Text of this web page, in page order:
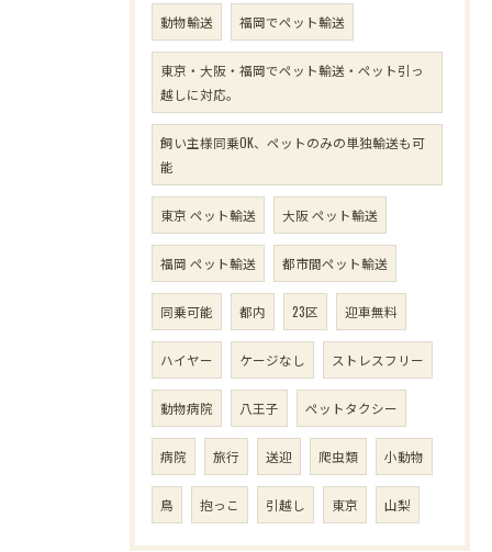
動物輸送 福岡でペット輸送
東京・大阪・福岡でペット輸送・ペット引っ
越しに対応。
飼い主様同乗OK、ペットのみの単独輸送も可
能
東京 ペット輸送 大阪 ペット輸送
福岡 ペット輸送 都市間ペット輸送
同乗可能 都内 23区 迎車無料
ハイヤー ケージなし ストレスフリー
動物病院 八王子 ペットタクシー
病院 旅行 送迎 爬虫類 小動物
鳥 抱っこ 引越し 東京 山梨